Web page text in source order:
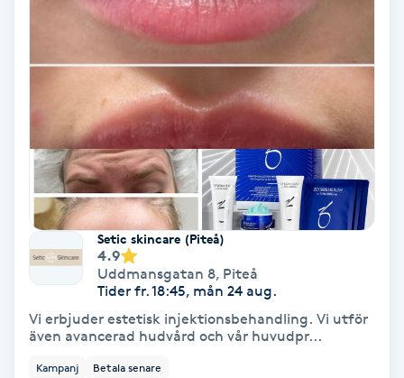
Ansiktsbehandling djuprengörande
Balayage
Bambumassage
Barber
Barnklippning
BIAB
Setic skincare (Piteå)
4.9
Uddmansgatan 8, Piteå
Tider fr. 18:45, mån 24 aug.
Vi erbjuder estetisk injektionsbehandling. Vi utför
även avancerad hudvård och vår huvudpr...
Kampanj Betala senare